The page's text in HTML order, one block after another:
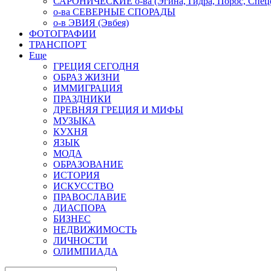
о-ва СЕВЕРНЫЕ СПОРАДЫ
о-в ЭВИЯ (Эвбея)
ФОТОГРАФИИ
ТРАНСПОРТ
Еще
ГРЕЦИЯ СЕГОДНЯ
ОБРАЗ ЖИЗНИ
ИММИГРАЦИЯ
ПРАЗДНИКИ
ДРЕВНЯЯ ГРЕЦИЯ И МИФЫ
МУЗЫКА
КУХНЯ
ЯЗЫК
МОДА
ОБРАЗОВАНИЕ
ИСТОРИЯ
ИСКУССТВО
ПРАВОСЛАВИЕ
ДИАСПОРА
БИЗНЕС
НЕДВИЖИМОСТЬ
ЛИЧНОСТИ
ОЛИМПИАДА